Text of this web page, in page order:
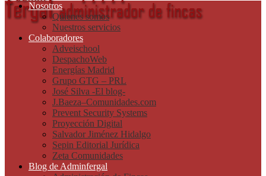
Nosotros
Quienes somos
Nuestros servicios
Colaboradores
Adveischool
DespachoWeb
Energías Madrid
Grupo GTG – PRL
José Silva -El blog-
J.Baeza–Comunidades.com
Prevent Security Systems
Proyección Digital
Salvador Jiménez Hidalgo
Sepin Editorial Jurídica
Zeta Comunidades
Blog de Adminfergal